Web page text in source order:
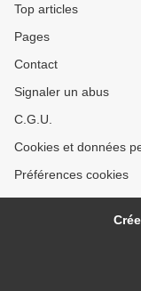
Top articles
Pages
Contact
Signaler un abus
C.G.U.
Cookies et données
Préférences cookies